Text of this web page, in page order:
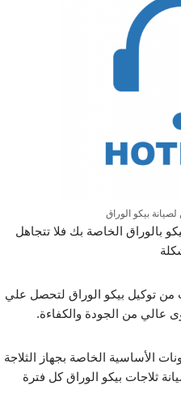
بيكو الوراق
بالوراق الخاصة بك فلا تتجاهل
توكيل بيكو الوراق لتحصل علي
من الجودة والكفاءة.
الأساسية الخاصة بجهاز الثلاجة
ثلاجات بيكو الوراق كل فترة